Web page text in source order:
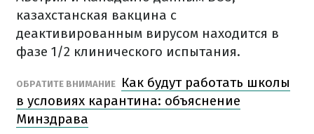
казахстанская вакцина с
деактивированным вирусом находится в
фазе 1/2 клинического испытания.
ОБРАТИТЕ ВНИМАНИЕ
Как будут работать школы
в условиях карантина: объяснение
Минздрава